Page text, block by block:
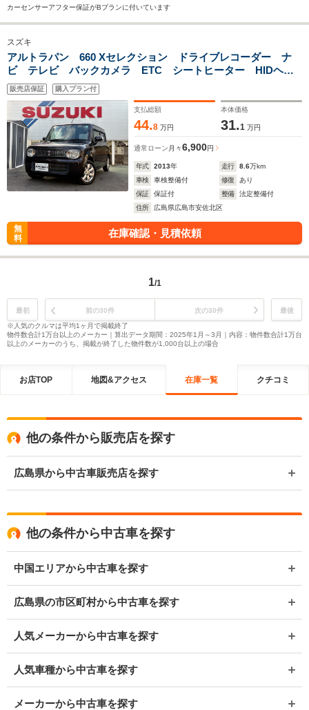
カーセンサーアフター保証がBプランに付いています
スズキ
アルトラパン 660 Xセレクション ドライブレコーダー ナ
ビ テレビ バックカメラ ETC シートヒーター HIDヘッ
ドライト オートエアコン
販売店保証 購入プラン付
支払総額
44.8 万円
本体価格
31.1 万円
通常ローン 月々6,900円
年式 2013年 走行 8.6万km
車検
車検整備付 修復
あり
保証
保証付 整備
法定整備付
住所
広島県広島市安佐北区
無
料
在庫確認・見積依頼
1/1
最初 前の30件 次の30件
最後
※人気のクルマは平均1ヶ月で掲載終了
物件数合計1万台以上のメーカー｜算出データ期間：2025年1月～3月｜内容：物件数合計1万台
以上のメーカーのうち、掲載が終了した物件数が1,000台以上の場合
お店TOP 地図&アクセス 在庫一覧 クチコミ
他の条件から販売店を探す
広島県から中古車販売店を探す
他の条件から中古車を探す
中国エリアから中古車を探す
広島県の市区町村から中古車を探す
人気メーカーから中古車を探す
人気車種から中古車を探す
メーカーから中古車を探す